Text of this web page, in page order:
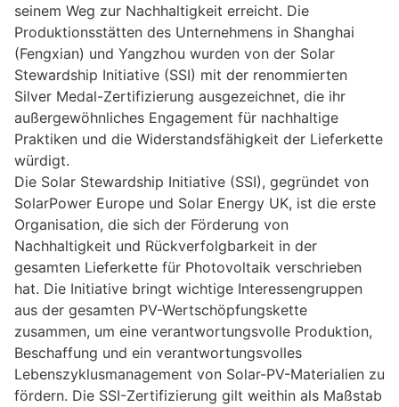
seinem Weg zur Nachhaltigkeit erreicht. Die
Produktionsstätten des Unternehmens in Shanghai
(Fengxian) und Yangzhou wurden von der Solar
Stewardship Initiative (SSI) mit der renommierten
Silver Medal-Zertifizierung ausgezeichnet, die ihr
außergewöhnliches Engagement für nachhaltige
Praktiken und die Widerstandsfähigkeit der Lieferkette
würdigt.
Die Solar Stewardship Initiative (SSI), gegründet von
SolarPower Europe und Solar Energy UK, ist die erste
Organisation, die sich der Förderung von
Nachhaltigkeit und Rückverfolgbarkeit in der
gesamten Lieferkette für Photovoltaik verschrieben
hat. Die Initiative bringt wichtige Interessengruppen
aus der gesamten PV-Wertschöpfungskette
zusammen, um eine verantwortungsvolle Produktion,
Beschaffung und ein verantwortungsvolles
Lebenszyklusmanagement von Solar-PV-Materialien zu
fördern. Die SSI-Zertifizierung gilt weithin als Maßstab